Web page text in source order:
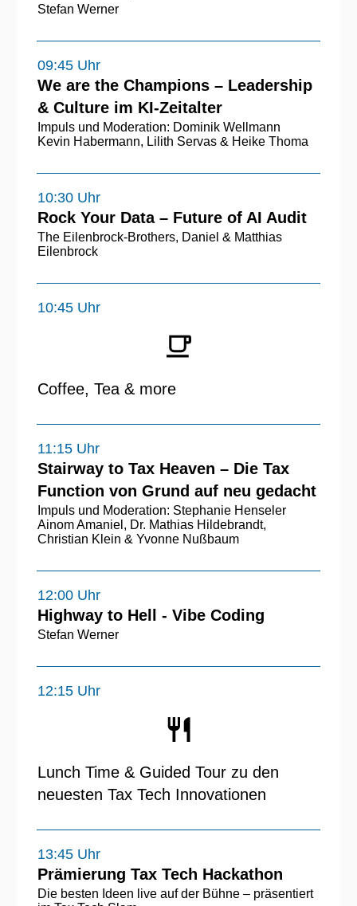
Stefan Werner
09:45 Uhr
We are the Champions – Leadership
& Culture im KI-Zeitalter
Impuls und Moderation: Dominik Wellmann
Kevin Habermann, Lilith Servas & Heike Thoma
10:30 Uhr
Rock Your Data – Future of AI Audit
The Eilenbrock-Brothers, Daniel & Matthias
Eilenbrock
10:45 Uhr
Coffee, Tea & more
11:15 Uhr
Stairway to Tax Heaven – Die Tax
Function von Grund auf neu gedacht
Impuls und Moderation: Stephanie Henseler
Ainom Amaniel, Dr. Mathias Hildebrandt,
Christian Klein & Yvonne Nußbaum
12:00 Uhr
Highway to Hell - Vibe Coding
Stefan Werner
12:15 Uhr
Lunch Time & Guided Tour zu den
neuesten Tax Tech Innovationen
13:45 Uhr
Prämierung Tax Tech Hackathon
Die besten Ideen live auf der Bühne – präsentiert